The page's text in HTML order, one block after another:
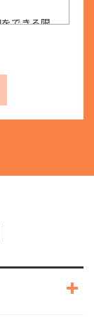
できる限
取得しま
知、また
れに反す
報の漏
リティの
、適切か